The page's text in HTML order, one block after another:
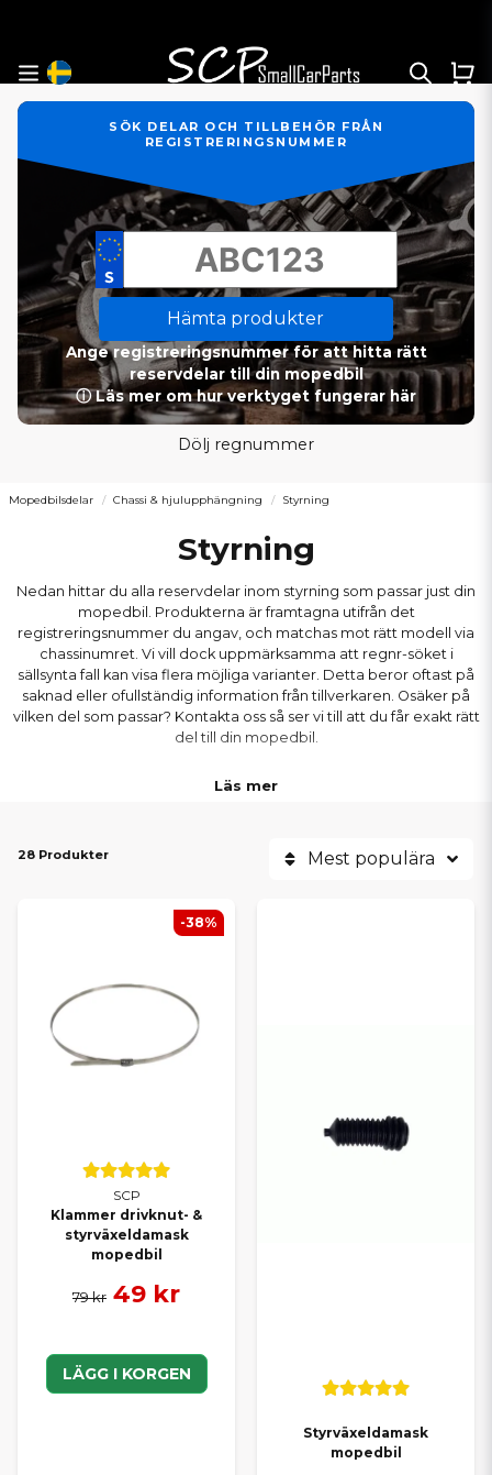
SÖK DELAR OCH TILLBEHÖR FRÅN
REGISTRERINGSNUMMER
Hämta produkter
Ange registreringsnummer för att hitta rätt
reservdelar till din mopedbil
ⓘ Läs mer om hur verktyget fungerar här
Dölj regnummer
Mopedbilsdelar Chassi & hjulupphängning Styrning
Styrning
Nedan hittar du alla reservdelar inom styrning som passar just din
mopedbil. Produkterna är framtagna utifrån det
registreringsnummer du angav, och matchas mot rätt modell via
chassinumret. Vi vill dock uppmärksamma att regnr-söket i
sällsynta fall kan visa flera möjliga varianter. Detta beror oftast på
saknad eller ofullständig information från tillverkaren. Osäker på
vilken del som passar? Kontakta oss så ser vi till att du får exakt rätt
del till din mopedbil.
Läs mer
28 Produkter Mest populära
SCP
Klammer drivknut- &
styrväxeldamask
mopedbil
79 kr 49 kr
LÄGG I KORGEN
-38%
Styrväxeldamask
mopedbil